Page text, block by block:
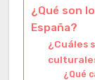
¿Qué son
España?
¿Cuáles
¿Qué